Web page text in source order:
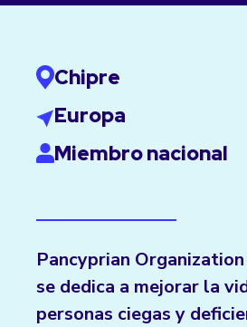
Chipre
Europa
Miembro nacional
Pancyprian
se dedica a mejorar la
personas ciegas y